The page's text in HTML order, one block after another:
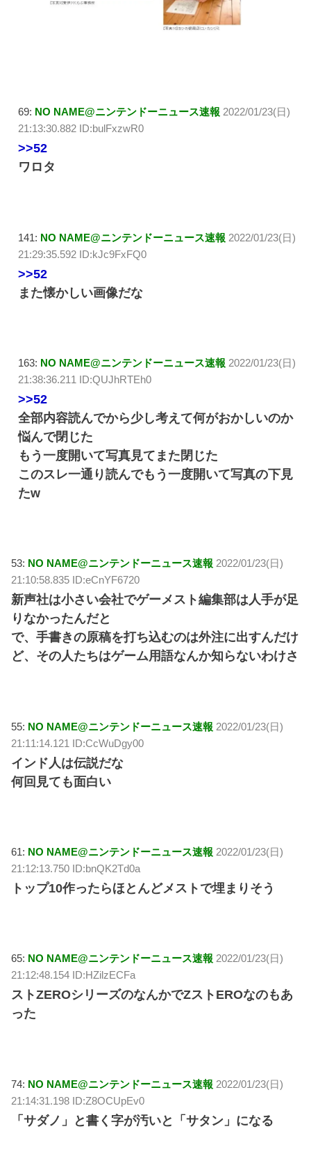
69: NO NAME@ニンテンドーニュース速報 2022/01/23(日)
21:13:30.882 ID:bulFxzwR0
>>52
ワロタ
141: NO NAME@ニンテンドーニュース速報 2022/01/23(日)
21:29:35.592 ID:kJc9FxFQ0
>>52
また懐かしい画像だな
163: NO NAME@ニンテンドーニュース速報 2022/01/23(日)
21:38:36.211 ID:QUJhRTEh0
>>52
全部内容読んでから少し考えて何がおかしいのか
悩んで閉じた
もう一度開いて写真見てまた閉じた
このスレ一通り読んでもう一度開いて写真の下見
たw
53: NO NAME@ニンテンドーニュース速報 2022/01/23(日)
21:10:58.835 ID:eCnYF6720
新声社は小さい会社でゲーメスト編集部は人手が足
りなかったんだと
で、手書きの原稿を打ち込むのは外注に出すんだけ
ど、その人たちはゲーム用語なんか知らないわけさ
55: NO NAME@ニンテンドーニュース速報 2022/01/23(日)
21:11:14.121 ID:CcWuDgy00
インド人は伝説だな
何回見ても面白い
61: NO NAME@ニンテンドーニュース速報 2022/01/23(日)
21:12:13.750 ID:bnQK2Td0a
トップ10作ったらほとんどメストで埋まりそう
65: NO NAME@ニンテンドーニュース速報 2022/01/23(日)
21:12:48.154 ID:HZilzECFa
ストZEROシリーズのなんかでZストEROなのもあ
った
74: NO NAME@ニンテンドーニュース速報 2022/01/23(日)
21:14:31.198 ID:Z8OCUpEv0
「サダノ」と書く字が汚いと「サタン」になる